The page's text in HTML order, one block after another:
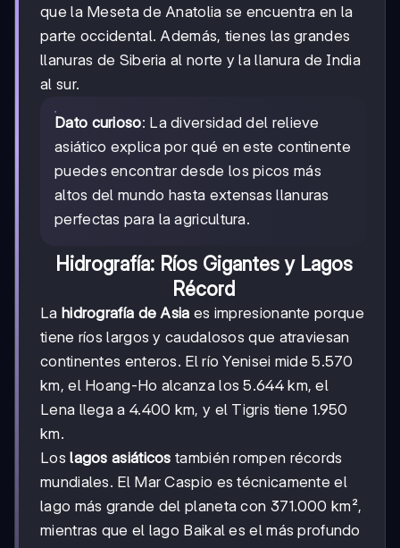
que la Meseta de Anatolia se encuentra en la
parte occidental. Además, tienes las grandes
llanuras de Siberia al norte y la llanura de India
al sur.
Dato curioso: La diversidad del relieve
asiático explica por qué en este continente
puedes encontrar desde los picos más
altos del mundo hasta extensas llanuras
perfectas para la agricultura.
Hidrografía: Ríos Gigantes y Lagos
Récord
La hidrografía de Asia es impresionante porque
tiene ríos largos y caudalosos que atraviesan
continentes enteros. El río Yenisei mide 5.570
km, el Hoang-Ho alcanza los 5.644 km, el
Lena llega a 4.400 km, y el Tigris tiene 1.950
km.
Loslagos asiáticos también rompen récords
mundiales. El Mar Caspio es técnicamente el
lago más grande del planeta con 371.000 km²,
mientras que el lago Baikal es el más profundo